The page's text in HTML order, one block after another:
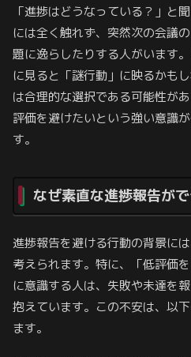
「進捗はどうなっている？」と
には全く触れず、突然次の会議
題に逸らしたりする人がいます
に見ると「謎行動」に映るかも
は合理的な選択である可能性が
評価を避けたいという強い意識
す。
なぜ素直な進捗報告が
進捗報告を避ける行動の背景に
考えられます。特に、「低評価
に意識する人は、失敗や未達を
抱えています。この不安は、以
ます。